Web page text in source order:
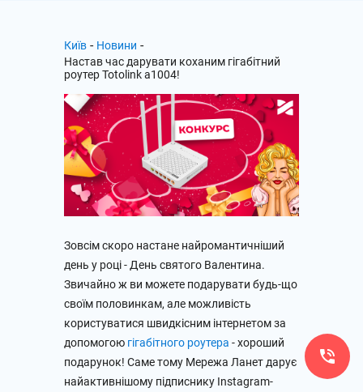
Київ - Новини -
Настав час дарувати коханим гігабітний
роутер Totolink a1004!
Зовсім скоро настане найромантичніший
день у році - День святого Валентина.
Звичайно ж ви можете подарувати будь-що
своїм половинкам, але можливість
користуватися швидкісним інтернетом за
допомогою гігабітного роутера - хороший
подарунок! Саме тому Мережа Ланет дарує
найактивнішому підписнику Instagram-